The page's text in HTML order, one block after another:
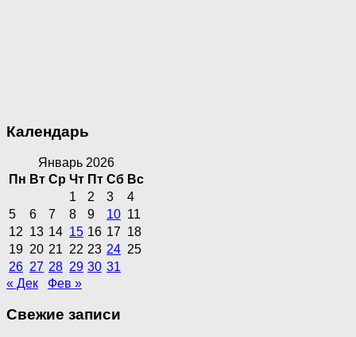
Календарь
Январь 2026
Пн Вт Ср Чт Пт Сб Вс
1
2 3
4
5
6 7 8 9 10 11
12 13 14 15 16 17 18
19 20 21 22 23 24 25
26 27 28 29 30 31
« Дек
Фев »
Свежие записи